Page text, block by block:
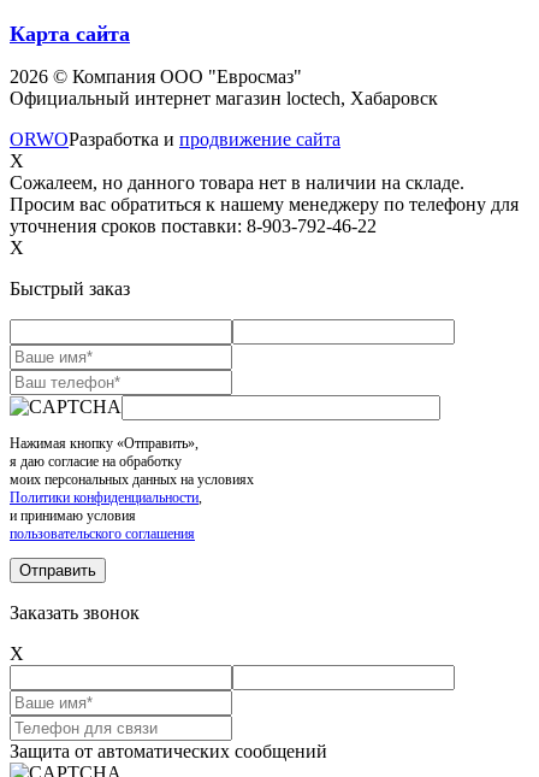
Карта сайта
2026 © Компания ООО "Евросмаз"
Официальный интернет магазин loctech, Хабаровск
ORWOРазработка и продвижение сайта
X
Сожалеем, но данного товара нет в наличии на складе.
Просим вас обратиться к нашему менеджеру по телефону для
уточнения сроков поставки: 8-903-792-46-22
X
Быстрый заказ
Нажимая кнопку «Отправить»,
я даю согласие на обработку
моих персональных данных на условиях
Политики конфиденциальности,
и принимаю условия
пользовательского соглашения
Заказать звонок
X
Защита от автоматических сообщений